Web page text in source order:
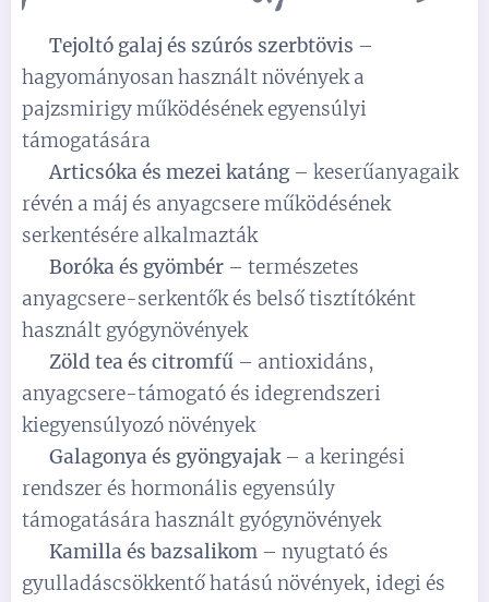
Tejoltó galaj és szúrós szerbtövis –
hagyományosan használt növények a
pajzsmirigy működésének egyensúlyi
támogatására
✅Articsóka és mezei katáng– keserűanyagaik
révén a máj és anyagcsere működésének
serkentésére alkalmazták
Boróka és gyömbér – természetes
anyagcsere-serkentők és belső tisztítóként
használt gyógynövények
Zöld tea és citromfű – antioxidáns,
anyagcsere-támogató és idegrendszeri
kiegyensúlyozó növények
Galagonya és gyöngyajak– a keringési
rendszer és hormonális egyensúly
támogatására használt gyógynövények
Kamilla és bazsalikom – nyugtató és
gyulladáscsökkentő hatású növények, idegi és